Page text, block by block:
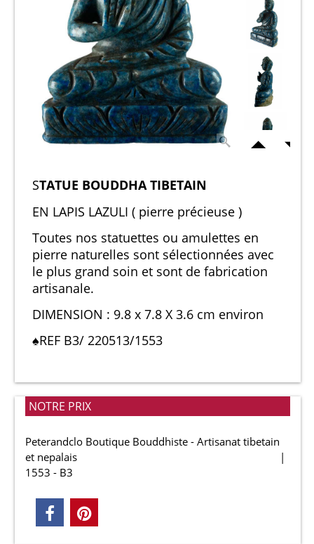
STATUE BOUDDHA TIBETAIN
EN LAPIS LAZULI ( pierre précieuse )
Toutes nos statuettes ou amulettes en
pierre naturelles sont sélectionnées avec
le plus grand soin et sont de fabrication
artisanale.
DIMENSION : 9.8 x 7.8 X 3.6 cm environ
♠REF B3/ 220513/1553
NOTRE PRIX
Peterandclo Boutique Bouddhiste - Artisanat tibetain
et nepalais
1553 - B3